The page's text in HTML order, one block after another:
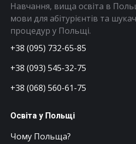
Навчання, вища освіта в
мови для абітурієнтів та
процедур у Польщі.
+38 (095) 732-65-85
+38 (093) 545-32-75
+38 (068) 560-61-75
Освіта у Польщі
Чому Польща?